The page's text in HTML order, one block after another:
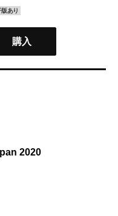
版あり
購入
2020